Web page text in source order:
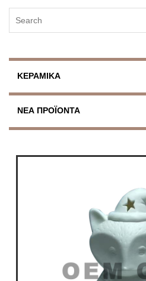
ΚΕΡΑΜΙΚΆ
ΝΈΑ ΠΡΟΪΌΝΤΑ